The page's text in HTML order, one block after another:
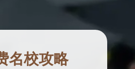
名校攻略